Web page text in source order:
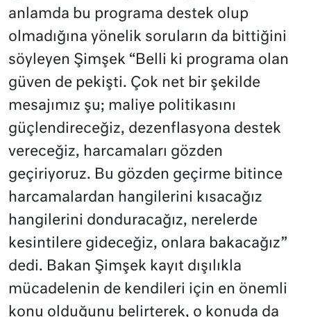
anlamda bu programa destek olup
olmadığına yönelik soruların da bittiğini
söyleyen Şimşek “Belli ki programa olan
güven de pekişti. Çok net bir şekilde
mesajımız şu; maliye politikasını
güçlendireceğiz, dezenflasyona destek
vereceğiz, harcamaları gözden
geçiriyoruz. Bu gözden geçirme bitince
harcamalardan hangilerini kısacağız
hangilerini donduracağız, nerelerde
kesintilere gideceğiz, onlara bakacağız”
dedi. Bakan Şimşek kayıt dışılıkla
mücadelenin de kendileri için en önemli
konu olduğunu belirterek, o konuda da